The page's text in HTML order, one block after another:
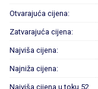
Otvarajuća cijena:
Zatvarajuća cijena:
Najviša cijena:
Najniža cijena:
Najviša cijena u toku 52